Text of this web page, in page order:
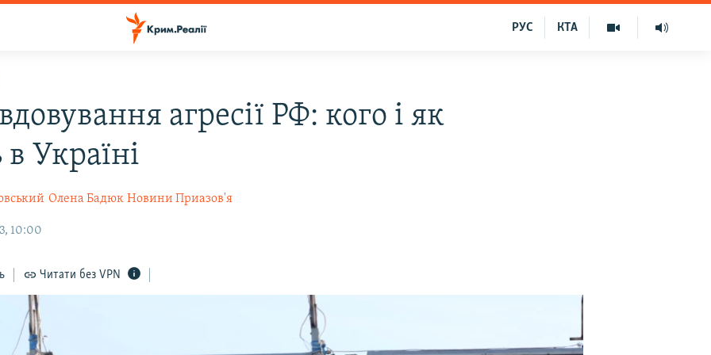
КТА
РУС
агресії РФ: кого і як
в Україні
Олена Бадюк Новини Приазов'я
10:00
Читати без VPN